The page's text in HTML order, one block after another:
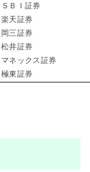
ＳＢＩ証券
楽天証券
岡三証券
松井証券
マネックス証券
極東証券